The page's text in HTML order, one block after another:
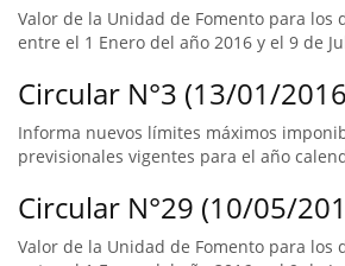
Valor de la Unidad de Fomento para los
entre el 1 Enero del año 2016 y el 9 de
Circular N°3 (13/01/
Informa nuevos límites máximos
previsionales vigentes para el año
Circular N°29 (10/05/
Valor de la Unidad de Fomento para los